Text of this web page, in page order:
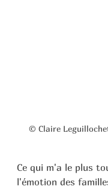
© Claire
Ce qui m'a le plus
l'émotion des